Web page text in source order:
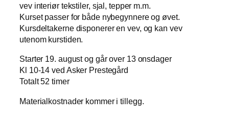
vev interiør tekstiler, sjal, tepper m.m.
Kurset passer for både nybegynnere og øvet.
Kursdeltakerne disponerer en vev, og kan vev
utenom kurstiden.
Starter 19. august og går over 13 onsdager
Kl 10-14 ved Asker Prestegård
Totalt 52 timer
Materialkostnader kommer i tillegg.